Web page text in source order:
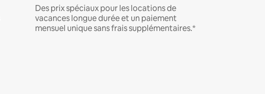
Des prix spéciaux pour les locations de
vacances longue durée et un paiement
mensuel unique sans frais supplémentaires.*